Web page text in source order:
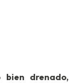
bien drenado,